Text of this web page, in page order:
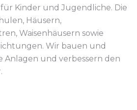
Kinder und Jugendliche. Die
Häusern,
Waisenhäusern sowie
Wir bauen und
Anlagen und verbessern den